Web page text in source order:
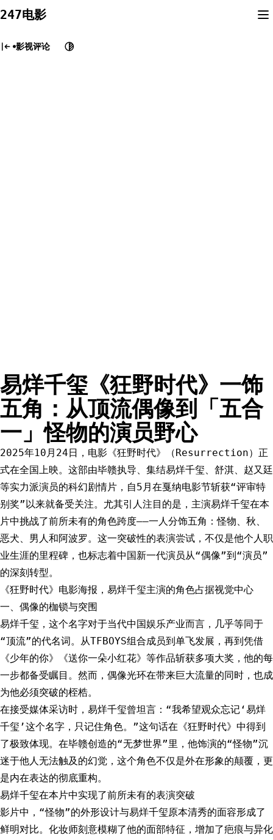
to
247电影
影视评论
易烊千玺《狂野时代》一饰
五角：从顶流偶像到「五合
一」怪物的演员野心
2025年10月24日，电影《狂野时代》（Resurrection）正
式在全国上映。这部由毕赣执导、集结易烊千玺、舒淇、赵又廷
等实力派演员的科幻剧情片，自5月在戛纳电影节斩获“评审特
别奖”以来就备受关注。尤其引人注目的是，主演易烊千玺在本
片中挑战了前所未有的角色跨度——一人分饰五角：怪物、秋、
恶犬、男人和阿波罗。这一突破性的表演尝试，不仅是他个人职
业生涯的里程碑，也标志着中国新一代演员从“偶像”到“演员”
的深刻转型。
《狂野时代》电影海报，易烊千玺主演的角色占据视觉中心
一、偶像的枷锁与突围
易烊千玺，这个名字对于当代中国娱乐产业而言，几乎等同于
“顶流”的代名词。从TFBOYS组合成员到单飞发展，再到凭借
《少年的你》《送你一朵小红花》等作品斩获多项大奖，他的每
一步都备受瞩目。然而，偶像光环在带来巨大流量的同时，也成
为他必须突破的桎梏。
在接受媒体采访时，易烊千玺曾坦言：“我希望观众忘记‘易烊
千玺’这个名字，只记住角色。”这句话在《狂野时代》中得到
了极致体现。在毕赣创造的“无梦世界”里，他饰演的“怪物”沉
迷于他人无法触及的幻觉，这个角色不仅是外在形象的颠覆，更
是内在表达的彻底重构。
易烊千玺在本片中实现了前所未有的表演突破
影片中，“怪物”的外形设计与易烊千玺原本清秀的面容形成了
鲜明对比。化妆师刻意模糊了他的面部特征，增加了疤痕与异化